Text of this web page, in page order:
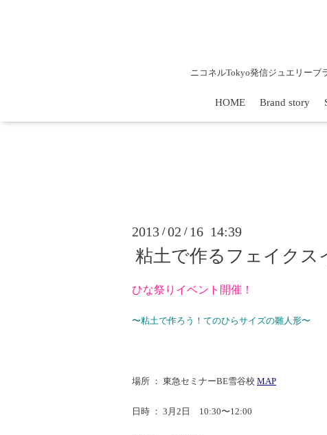
ニコネルTokyo発信ジュエリーブ
HOME Brand story
2013 /02 / 16 14:39
粘土で作るフェイクス
ひな祭りイベント開催！
〜粘土で作ろう！てのひらサイズの雛人形〜
場所 ： 東急セミナーBE雪谷校 MAP
日時 ： 3月2日 10:30〜12:00